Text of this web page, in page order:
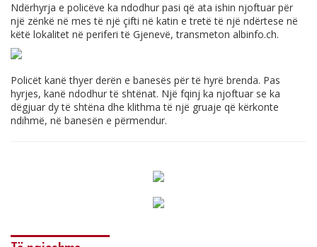
Ndërhyrja e policëve ka ndodhur pasi që ata ishin njoftuar për
një zënkë në mes të një çifti në katin e tretë të një ndërtese në
këtë lokalitet në periferi të Gjenevë, transmeton albinfo.ch.
Policët kanë thyer derën e banesës për të hyrë brenda. Pas
hyrjes, kanë ndodhur të shtënat. Një fqinj ka njoftuar se ka
dëgjuar dy të shtëna dhe klithma të një gruaje që kërkonte
ndihmë, në banesën e përmendur.